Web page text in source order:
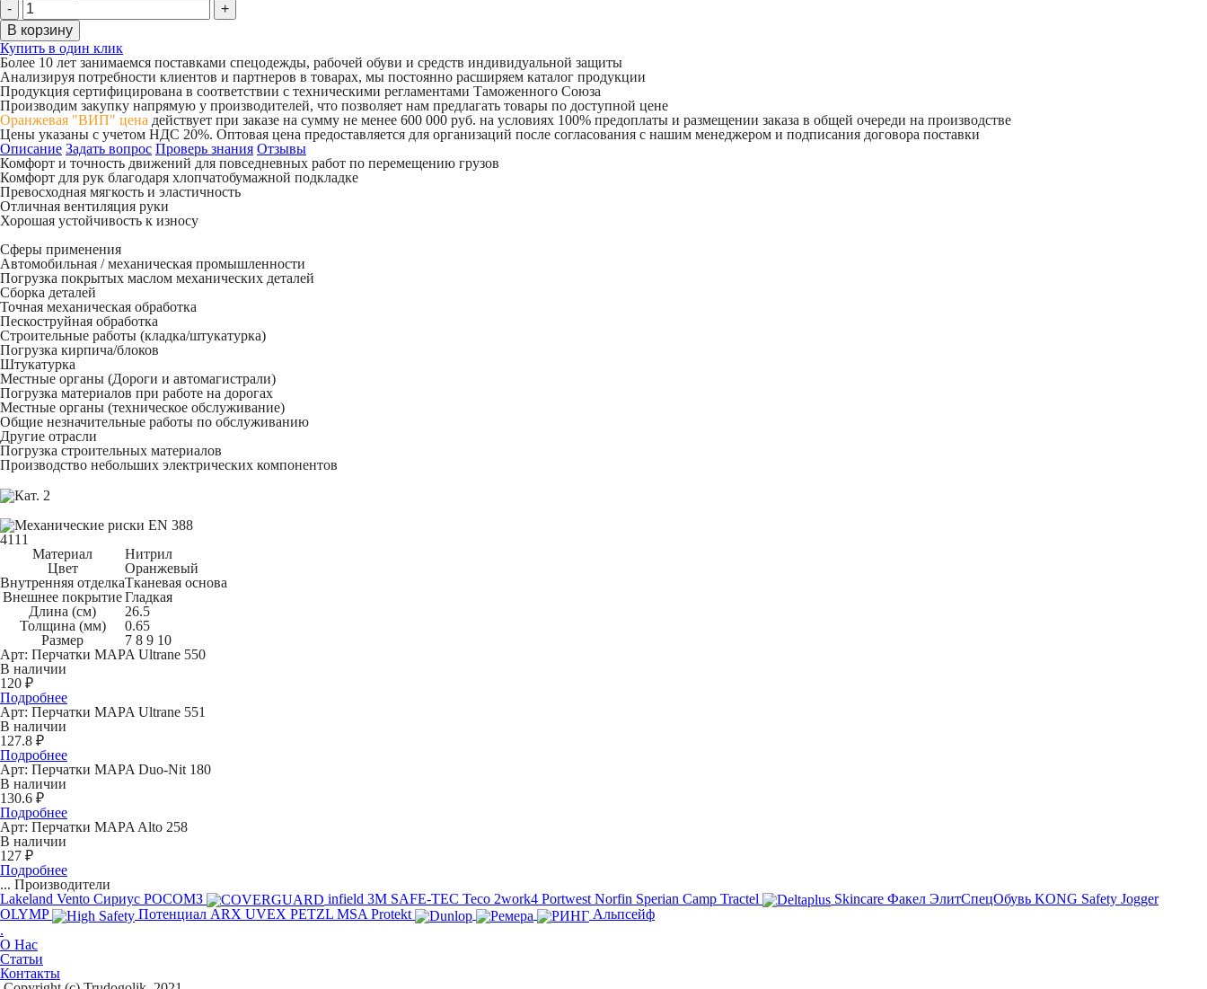
Купить в один клик
Более 10 лет занимаемся поставками спецодежды, рабочей обуви и средств индивидуальной защиты
Анализируя потребности клиентов и партнеров в товарах, мы постоянно расширяем каталог продукции
Продукция сертифицирована в соответствии с техническими регламентами Таможенного Союза
Производим закупку напрямую у производителей, что позволяет нам предлагать товары по доступной цене
Оранжевая "ВИП" цена действует при заказе на сумму не менее 600 000 руб. на условиях 100% предоплаты и размещении заказа в общей очереди на производстве
Цены указаны с учетом НДС 20%. Оптовая цена предоставляется для организаций после согласования с нашим менеджером и подписания договора поставки
Описание Задать вопрос Проверь знания Отзывы
Комфорт и точность движений для повседневных работ по перемещению грузов
Комфорт для рук благодаря хлопчатобумажной подкладке
Превосходная мягкость и эластичность
Отличная вентиляция руки
Хорошая устойчивость к износу
Сферы применения
Автомобильная / механическая промышленности
Погрузка покрытых маслом механических деталей
Сборка деталей
Точная механическая обработка
Пескоструйная обработка
Строительные работы (кладка/штукатурка)
Погрузка кирпича/блоков
Штукатурка
Местные органы (Дороги и автомагистрали)
Погрузка материалов при работе на дорогах
Местные органы (техническое обслуживание)
Общие незначительные работы по обслуживанию
Другие отрасли
Погрузка строительных материалов
Производство небольших электрических компонентов
4111
Материал
Нитрил
Цвет
Оранжевый
Внутренняя отделкаТканевая основа
Внешнее покрытиеГладкая
Длина (см)
26.5
Толщина (мм)
0.65
Размер
7 8 9 10
Арт: Перчатки MAPA Ultrane 550
В наличии
120 ₽
Подробнее
Арт: Перчатки MAPA Ultrane 551
В наличии
127.8 ₽
Подробнее
Арт: Перчатки MAPA Duo-Nit 180
В наличии
130.6 ₽
Подробнее
Арт: Перчатки MAPA Alto 258
В наличии
127 ₽
Подробнее
... Производители
Lakeland Vento Сириус РОСОМЗ infield 3M SAFE-TEC Teco 2work4 Portwest Norfin Sperian Camp Tractel Skincare Факел ЭлитСпецОбувь KONG Safety Jogger
OLYMP
Потенциал ARX UVEX PETZL MSA Protekt
Альпсейф
.
О Нас
Статьи
Контакты